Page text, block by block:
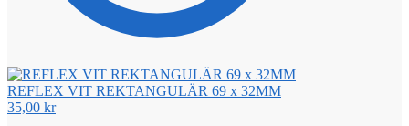
REFLEX VIT REKTANGULÄR 69 x 32MM
35,00 kr